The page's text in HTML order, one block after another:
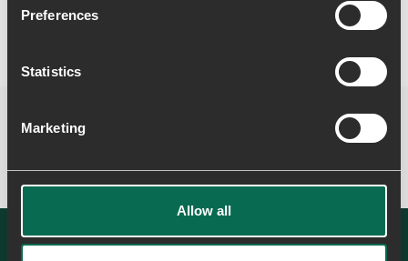
Preferences
Statistics
Marketing
Allow all